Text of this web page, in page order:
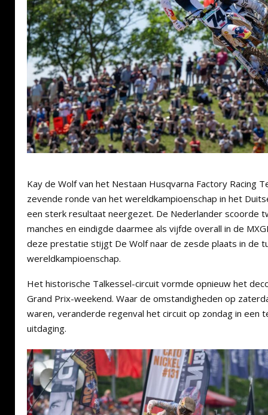
Kay de Wolf van het Nestaan Husqvarna Factory Racing
zevende ronde van het wereldkampioenschap in het
een sterk resultaat neergezet. De Nederlander scoorde
manches en eindigde daarmee als vijfde overall in de
deze prestatie stijgt De Wolf naar de zesde plaats in de
wereldkampioenschap.
Het historische Talkessel-circuit vormde opnieuw het
Grand Prix-weekend. Waar de omstandigheden op
waren, veranderde regenval het circuit op zondag in een
uitdaging.